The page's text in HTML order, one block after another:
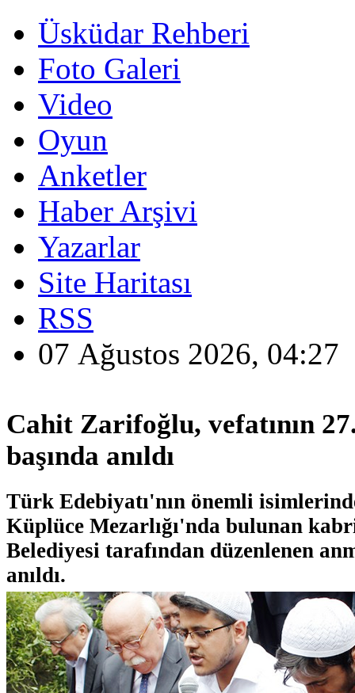
Üsküdar Rehberi
Foto Galeri
Video
Oyun
Anketler
Haber Arşivi
Yazarlar
Site Haritası
RSS
07 Ağustos 2026, 04:27
Cahit Zarifoğlu, vefatının
başında anıldı
Türk Edebiyatı'nın önemli
Küplüce Mezarlığı'nda bulunan
Belediyesi tarafından düzenlenen
anıldı.